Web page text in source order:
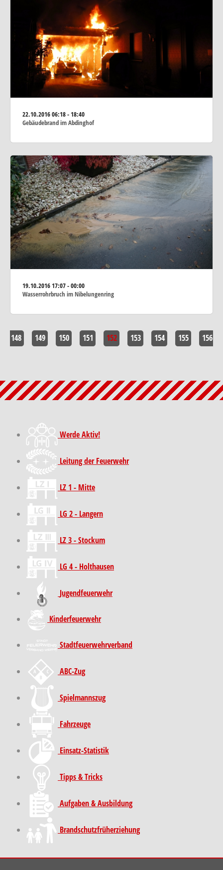
22.10.201606:18 - 18:40
Gebäudebrand im Abdinghof
19.10.201617:07 - 00:00
Wasserrohrbruch im Nibelungenring
148 149 150 151 152 153 154 155 156
Werde Aktiv!
Leitung der Feuerwehr
LZ 1 - Mitte
LG 2 - Langern
LZ 3 - Stockum
LG 4 - Holthausen
Jugendfeuerwehr
Kinder­feuer­wehr
Stadt­feuer­wehr­verband
ABC-Zug
Spielmannszug
Fahrzeuge
Einsatz-Statistik
Tipps & Tricks
Aufgaben & Ausbildung
Brand­schutz­früh­erziehung